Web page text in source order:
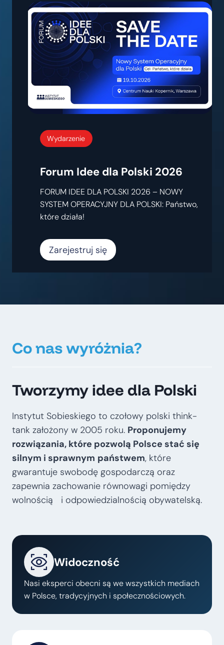
Wydarzenie
Forum Idee dla Polski 2026
FORUM IDEE DLA POLSKI 2026 – NOWY
SYSTEM OPERACYJNY DLA POLSKI: Państwo,
które działa!
Zarejestruj się
Co nas wyróżnia?
Tworzymy idee dla Polski
Instytut Sobieskiego to czołowy polski think-
tank założony w 2005 roku. Proponujemy
rozwiązania, które pozwolą Polsce stać się
silnym i sprawnym państwem, które
gwarantuje swobodę gospodarczą oraz
zapewnia zachowanie równowagi pomiędzy
wolnością i odpowiedzialnością obywatelską.
Widoczność
Nasi eksperci obecni są we wszystkich mediach
w Polsce, tradycyjnych i społecznościowych.